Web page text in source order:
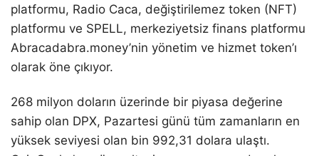
platformu, Radio Caca, değiştirilemez token (NFT)
platformu ve SPELL, merkeziyetsiz finans platformu
Abracadabra.money’nin yönetim ve hizmet token’ı
olarak öne çıkıyor.
268 milyon doların üzerinde bir piyasa değerine
sahip olan DPX, Pazartesi günü tüm zamanların en
yüksek seviyesi olan bin 992,31 dolara ulaştı.